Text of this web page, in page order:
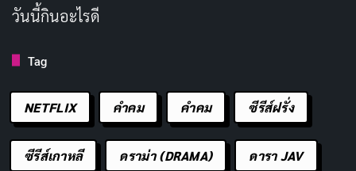
ข้อมูล ส่วน Server ก็เข้าไปประมวลผลแล้วส่งกลับ คล้ายกับ
การสั่งอาหารผ่าน “บริกร” คือ Client ขอ ส่วนนักพัฒนา
ซอฟต์แวร์จะกำหนดใน API ว่าต้องใช้ Request แบบใด
(GET, POST, PUT, DELETE ฯลฯ) และจะตอบกลับรูปแบบ
ใด เช่น JSON, XML, HTML เป็นต้น
วันนี้กินอะไรดี
Tag
NETFLIX คำคม คําคม ซีรีส์ฝรั่ง
ซีรีส์เกาหลี ดราม่า (DRAMA) ดารา JAV